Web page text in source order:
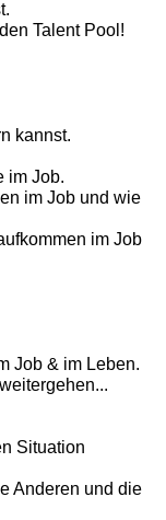
Talent Pool!
kannst.
im Job.
im Job und wie
im Job
Job & im Leben.
Situation
Anderen und die